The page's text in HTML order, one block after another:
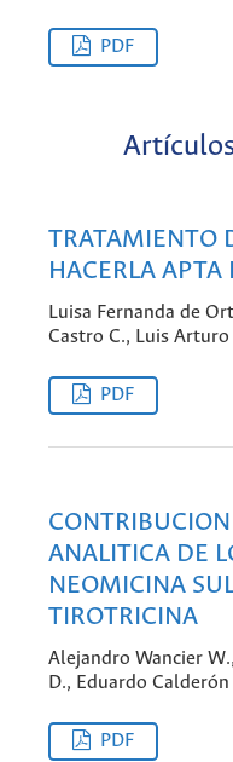
PDF
TRATAMIENTO
HACERLA
Luisa Fernanda de
Castro C., Luis Arturo
PDF
ANALITICA DE
NEOMICINA
TIROTRICINA
Alejandro Wancier
D., Eduardo Calderón
PDF